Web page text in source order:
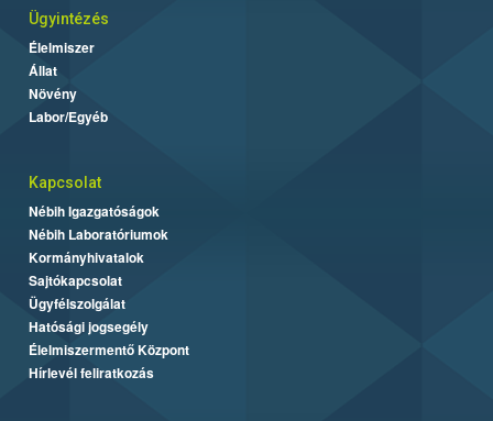
Ügyintézés
Élelmiszer
Állat
Növény
Labor/Egyéb
Kapcsolat
Nébih Igazgatóságok
Nébih Laboratóriumok
Kormányhivatalok
Sajtókapcsolat
Ügyfélszolgálat
Hatósági jogsegély
Élelmiszermentő Központ
Hírlevél feliratkozás